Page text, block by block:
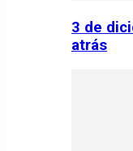
3 de
atrás